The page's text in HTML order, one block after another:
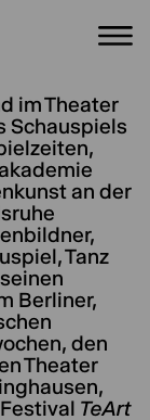
im Theater
Schauspiels
an der
Tanz
Berliner,
den
Theater
TeArt